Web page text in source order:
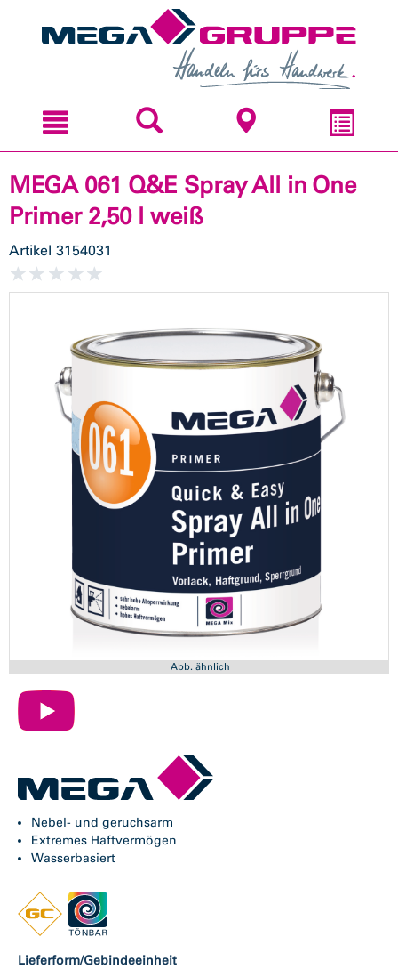
MEGA 061 Q&E Spray All in One
Primer 2,50 l weiß
Artikel 3154031
Abb. ähnlich
Nebel- und geruchsarm
Extremes Haftvermögen
Wasserbasiert
Lieferform/Gebindeeinheit